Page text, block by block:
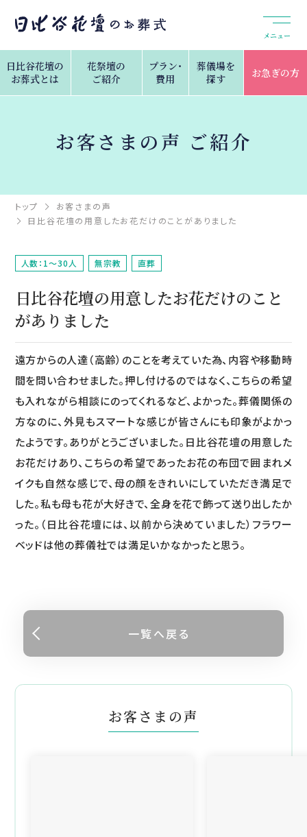
メニュー
日比谷花壇の
お葬式とは
花祭壇の
ご紹介
プラン・
費用
葬儀場を
探す
お急ぎの方
お客さまの声 ご紹介
トップ
お客さまの声
日比谷花壇の用意したお花だけのことがありました
人数：1～30人 無宗教 直葬
日比谷花壇の用意したお花だけのこと
がありました
遠方からの人達（高齢）のことを考えていた為、内容や移動時
間を問い合わせました。押し付けるのではなく、こちらの希望
も入れながら相談にのってくれるなど、よかった。葬儀関係の
方なのに、外見もスマートな感じが皆さんにも印象がよかっ
たようです。ありがとうございました。日比谷花壇の用意した
お花だけあり、こちらの希望であったお花の布団で囲まれメ
イクも自然な感じで、母の顔をきれいにしていただき満足で
した。私も母も花が大好きで、全身を花で飾って送り出したか
った。（日比谷花壇には、以前から決めていました）フラワー
ベッドは他の葬儀社では満足いかなかったと思う。
一覧へ戻る
お客さまの声